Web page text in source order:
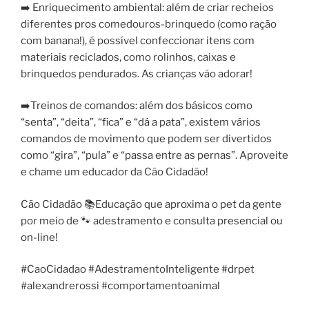
➡️ Enriquecimento ambiental: além de criar recheios
diferentes pros comedouros-brinquedo (como ração
com banana!), é possível confeccionar itens com
materiais reciclados, como rolinhos, caixas e
brinquedos pendurados. As crianças vão adorar!
➡️Treinos de comandos: além dos básicos como
“senta”, “deita”, “fica” e “dá a pata”, existem vários
comandos de movimento que podem ser divertidos
como “gira”, “pula” e “passa entre as pernas”. Aproveite
e chame um educador da Cão Cidadão!
Cão Cidadão 📚Educação que aproxima o pet da gente
por meio de 🐾 adestramento e consulta presencial ou
on-line!
#CaoCidadao #AdestramentoInteligente #drpet
#alexandrerossi #comportamentoanimal